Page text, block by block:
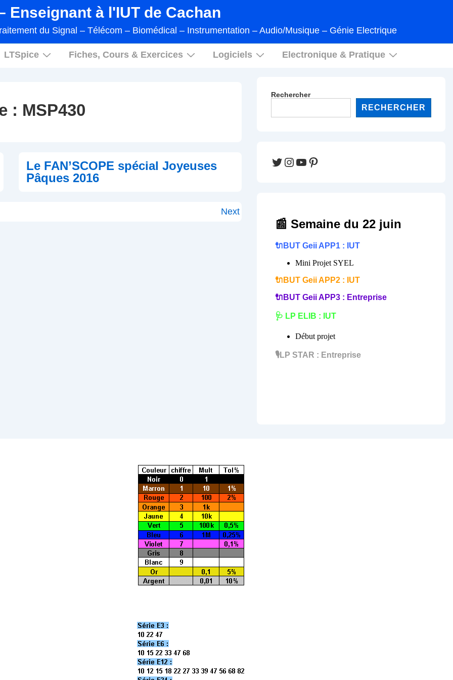
Enseignant à l'IUT de Cachan
du Signal – Télécom – Biomédical – Instrumentation – Audio/Musique – Génie Electrique
LTSpice Fiches, Cours & Exercices Logiciels Electronique & Pratique
: MSP430
Le FAN’SCOPE spécial Joyeuses
Pâques 2016
Next
Rechercher
RECHERCHER
Twitter
Instagram
YouTube
Pinterest